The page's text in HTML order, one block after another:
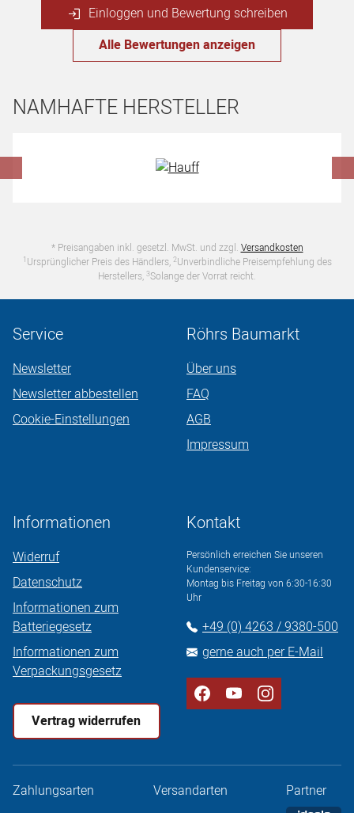
Einloggen und Bewertung schreiben
Alle Bewertungen anzeigen
NAMHAFTE HERSTELLER
* Preisangaben inkl. gesetzl. MwSt. und zzgl. Versandkosten
1 Ursprünglicher Preis des Händlers, 2Unverbindliche Preisempfehlung des
Herstellers, 3Solange der Vorrat reicht.
Service
Newsletter
Newsletter abbestellen
Cookie-Einstellungen
Röhrs Baumarkt
Über uns
FAQ
AGB
Impressum
Informationen
Widerruf
Datenschutz
Informationen zum
Batteriegesetz
Informationen zum
Verpackungsgesetz
Vertrag widerrufen
Kontakt
Persönlich erreichen Sie unseren
Kundenservice:
Montag bis Freitag von 6:30-16:30
Uhr
+49 (0) 4263 / 9380-500
gerne auch per E-Mail
Zahlungsarten Versandarten Partner